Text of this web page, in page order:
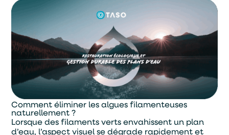
Comment éliminer les algues filamenteuses
naturellement ?
Lorsque des filaments verts envahissent un plan
d’eau, l’aspect visuel se dégrade rapidement et